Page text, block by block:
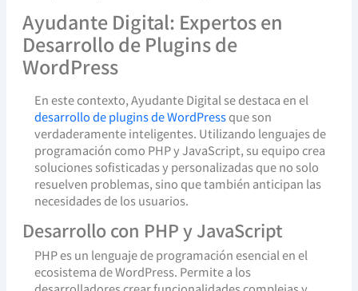
Ayudante Digital: Expertos en
Desarrollo de Plugins de
WordPress
En este contexto, Ayudante Digital se destaca en el
desarrollo de plugins de WordPressque son
verdaderamente inteligentes. Utilizando lenguajes de
programación como PHP y JavaScript, su equipo crea
soluciones sofisticadas y personalizadas que no solo
resuelven problemas, sino que también anticipan las
necesidades de los usuarios.
Desarrollo con PHP y JavaScript
PHP es un lenguaje de programación esencial en el
ecosistema de WordPress. Permite a los